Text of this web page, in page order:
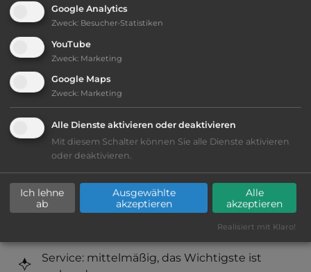
Ausstattung:
bis 30,- Euro
Klassifizierung: befriedigend
Lage: schön
Platzeinrichtung: befriedigend
Geräuschkulisse: überwiegend ruhig
Service: mittelmäßig, das Wichtigste ist
Google Analytics
Zweck: Besucher-Statistiken
YouTube
Zweck: Marketing
Google Maps
Zweck: Marketing
Alle Dienste aktivieren oder deaktivieren
Mit diesem Schalter können Sie alle Dienste aktivieren
oder deaktivieren.
Ich lehne
ab
Ausgewählte
akzeptieren
Alle
akzeptieren
Realisiert mit Klaro!